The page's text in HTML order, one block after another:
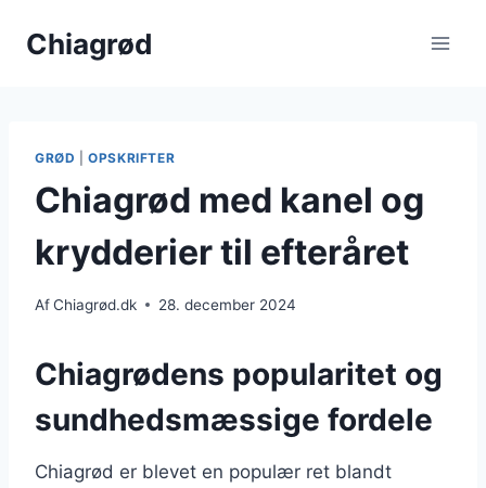
Chiagrød
GRØD |OPSKRIFTER
Chiagrød med kanel og
krydderier til efteråret
AfChiagrød.dk 28. december 2024
Chiagrødens popularitet og
sundhedsmæssige fordele
Chiagrød er blevet en populær ret blandt